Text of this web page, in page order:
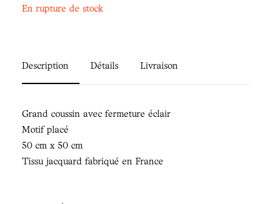
En rupture de stock
Description Détails Livraison
Grand coussin avec fermeture éclair
Motif placé
50 cm x 50 cm
Tissu jacquard fabriqué en France